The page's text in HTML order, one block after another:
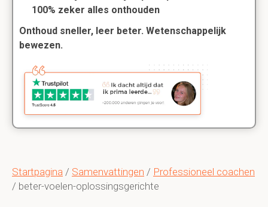
Startpagina / Samenvattingen / Professioneel coachen
/ beter-voelen-oplossingsgerichte
100% zeker alles onthouden
Onthoud sneller, leer beter. Wetenschappelijk
bewezen.